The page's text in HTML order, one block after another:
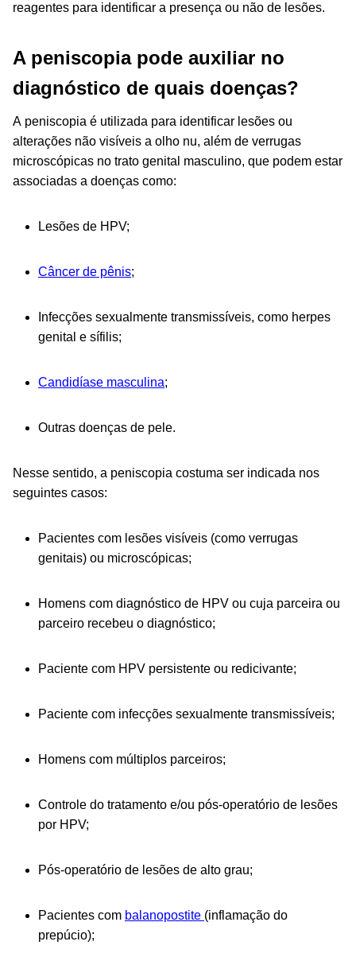
reagentes para identificar a presença ou não de lesões.
A peniscopia pode auxiliar no
diagnóstico de quais doenças?
A peniscopia é utilizada para identificar lesões ou
alterações não visíveis a olho nu, além de verrugas
microscópicas no trato genital masculino, que podem estar
associadas a doenças como:
Lesões de HPV;
Câncer de pênis;
Infecções sexualmente transmissíveis, como herpes
genital e sífilis;
Candidíase masculina;
Outras doenças de pele.
Nesse sentido, a peniscopia costuma ser indicada nos
seguintes casos:
Pacientes com lesões visíveis (como verrugas
genitais) ou microscópicas;
Homens com diagnóstico de HPV ou cuja parceira ou
parceiro recebeu o diagnóstico;
Paciente com HPV persistente ou redicivante;
Paciente com infecções sexualmente transmissíveis;
Homens com múltiplos parceiros;
Controle do tratamento e/ou pós-operatório de lesões
por HPV;
Pós-operatório de lesões de alto grau;
Pacientes com balanopostite (inflamação do
prepúcio);